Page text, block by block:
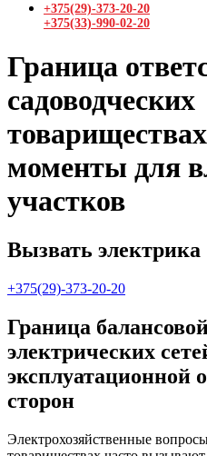
+375(29)-373-20-20
+375(33)-990-02-20
Граница
садоводческих
моменты для
участков
Вызвать электрика
+375(29)-373-20-20
Граница
электрических
эксплуатационной
сторон
Электрохозяйственные